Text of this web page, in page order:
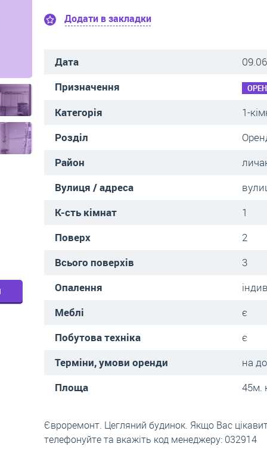
Додати в закладки
Дата
Призначення
Категорія
1-
Розділ
Район
Вулиця / адреса
К-сть кімнат
1
Поверх
2
Всього поверхів
3
Опалення
Меблі
є
Побутова техніка
є
Терміни, умови оренди
на
Площа
45м.
Євроремонт. Цегляний будинок. Якщо Вас
телефонуйте та вкажіть код менеджеру: 032914